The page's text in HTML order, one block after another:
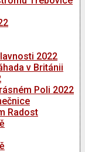
2022
v Británii
Poli 2022
Radost